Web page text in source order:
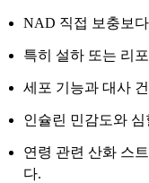
NAD 직접 보충보
특히 설하 또는 리
세포 기능과 대사
인슐린 민감도와
연령 관련 산화 스
다.